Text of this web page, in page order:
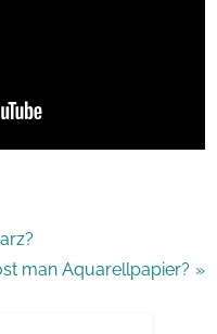
man Aquarellpapier?